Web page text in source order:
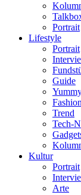
Portrait
Lifestyle
Portrait
Guide
Fashion
Trend
Tech-
Kultur
Portrait
Arte